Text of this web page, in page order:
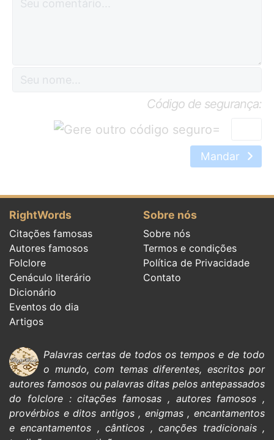
Código de segurança:
=
Mandar
RightWords
Citações famosas
Autores famosos
Folclore
Cenáculo literário
Dicionário
Eventos do dia
Artigos
Sobre nós
Sobre nós
Termos e condições
Política de Privacidade
Contato
Palavras certas de todos os tempos e de todo
o mundo, com temas diferentes, escritos por
autores famosos ou palavras ditas pelos antepassados
do folclore:citações famosas , autores famosos ,
provérbios e ditos antigos, enigmas,encantamentos
e encantamentos ,cânticos ,canções tradicionais,